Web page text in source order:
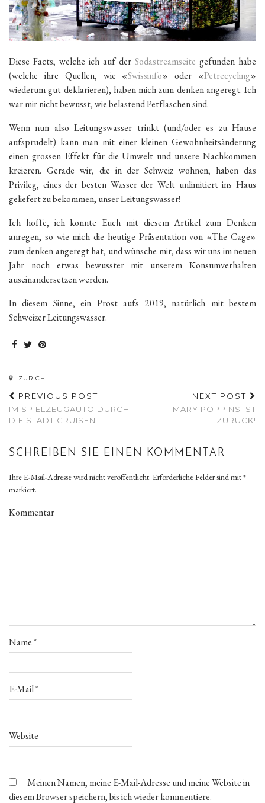
Diese Facts, welche ich auf der Sodastreamseite gefunden habe
(welche ihre Quellen, wie «Swissinfo» oder «Petrecycling»
wiederum gut deklarieren), haben mich zum denken angeregt. Ich
war mir nicht bewusst, wie belastend Petflaschen sind.
Wenn nun also Leitungswasser trinkt (und/oder es zu Hause
aufsprudelt) kann man mit einer kleinen Gewohnheitsänderung
einen grossen Effekt für die Umwelt und unsere Nachkommen
kreieren. Gerade wir, die in der Schweiz wohnen, haben das
Privileg, eines der besten Wasser der Welt unlimitiert ins Haus
geliefert zu bekommen, unser Leitungswasser!
Ich hoffe, ich konnte Euch mit diesem Artikel zum Denken
anregen, so wie mich die heutige Präsentation von «The Cage»
zum denken angeregt hat, und wünsche mir, dass wir uns im neuen
Jahr noch etwas bewusster mit unserem Konsumverhalten
auseinandersetzen werden.
In diesem Sinne, ein Prost aufs 2019, natürlich mit bestem
Schweizer Leitungswasser.
ZÜRICH
PREVIOUS POST
IM SPIELZEUGAUTO DURCH
DIE STADT CRUISEN
NEXT POST
MARY POPPINS IST
ZURÜCK!
SCHREIBEN SIE EINEN KOMMENTAR
Ihre E-Mail-Adresse wird nicht veröffentlicht. Erforderliche Felder sind mit*
markiert.
Kommentar
Name*
E-Mail*
Website
Meinen Namen, meine E-Mail-Adresse und meine Website in
diesem Browser speichern, bis ich wieder kommentiere.